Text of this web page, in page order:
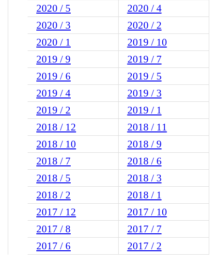
2020 / 5
2020 / 4
2020 / 3
2020 / 2
2020 / 1
2019 / 10
2019 / 9
2019 / 7
2019 / 6
2019 / 5
2019 / 4
2019 / 3
2019 / 2
2019 / 1
2018 / 12
2018 / 11
2018 / 10
2018 / 9
2018 / 7
2018 / 6
2018 / 5
2018 / 3
2018 / 2
2018 / 1
2017 / 12
2017 / 10
2017 / 8
2017 / 7
2017 / 6
2017 / 2